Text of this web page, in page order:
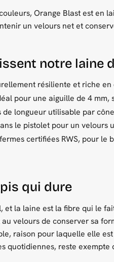
Orange Blast est en
un velours net et
notre laine
résiliente et riche en
pour une aiguille de 4 mm,
longueur utilisable par
le pistolet pour un velours
certifiées RWS, pour le
qui dure
la laine est la fibre qui le
velours de conserver sa
raison pour laquelle elle
quotidiennes, reste